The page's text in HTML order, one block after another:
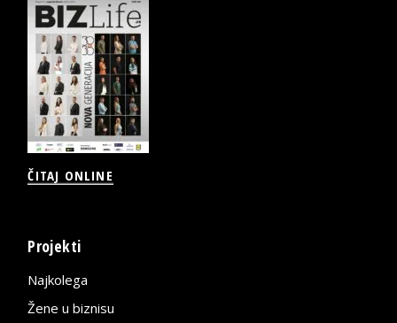
ČITAJ ONLINE
Projekti
Najkolega
Žene u biznisu